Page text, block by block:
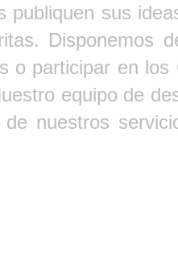
publiquen sus
Disponemos
o participar en
equipo de
de nuestros